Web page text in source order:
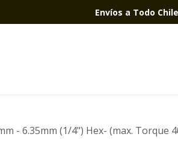
Envíos a Todo
- 6.35mm (1/4") Hex- (max. Torque